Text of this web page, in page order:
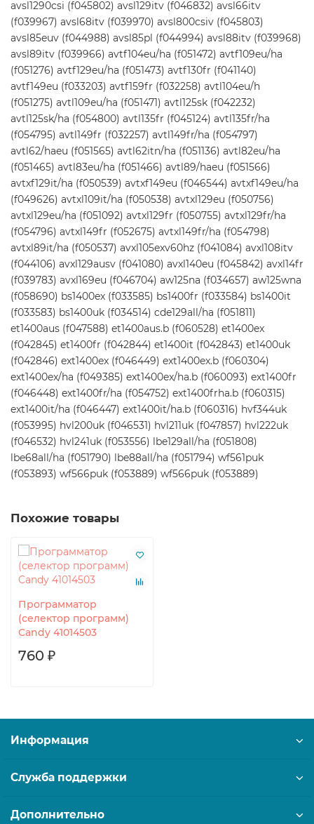
Похожие товары
Программатор
(селектор программ)
Candy 41014503
760 ₽
Информация
Служба поддержки
Дополнительно